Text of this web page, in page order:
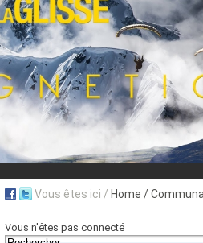
Aujourd'hui : T° Min : °C T° Max :°C
Suivez en direct l'actualité des stations
Vous êtes ici / Home /
Vous n'êtes pas connecté